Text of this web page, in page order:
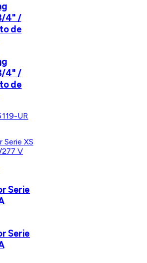
4" /
de
4" /
de
UR
Serie
Serie